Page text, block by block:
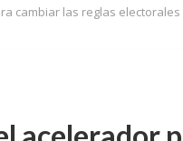
cambiar las reglas electorales